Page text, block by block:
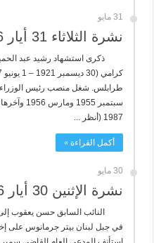
31 مايو
نشرة الثلاثاء 31 أيار 2016 العدد 5016
ذكرى استشهاد رشيد عبد
طرابلس. شغل منصب رئيس الوزراء
1987 (أنظر ...
أكمل القراءة »
30 مايو
نشرة الإثنين 30 أيار 2016 العدد 5015
النائب السابق حسن يعقوب
في جبل لبنان بيتر جرمانوس على